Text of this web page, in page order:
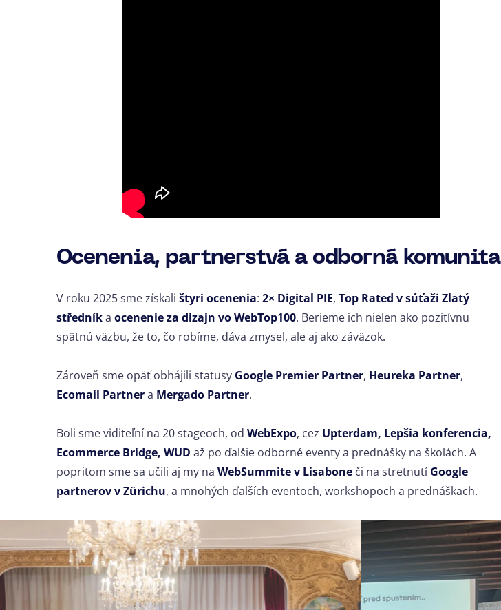
Ocenenia, partnerstvá a odborná komunita
V roku 2025 sme získali štyri ocenenia: 2× Digital PIE, Top Rated v súťaži Zlatý
středníka ocenenie za dizajn vo WebTop100. Berieme ich nielen ako pozitívnu
spätnú väzbu, že to, čo robíme, dáva zmysel, ale aj ako záväzok.
Zároveň sme opäť obhájili statusy Google Premier Partner, Heureka Partner,
Ecomail Partnera Mergado Partner.
Boli sme viditeľní na 20 stageoch, od WebExpo, cez Upterdam, Lepšia konferencia,
Ecommerce Bridge, WUD až po ďalšie odborné eventy a prednášky na školách. A
popritom sme sa učili aj my na WebSummite v Lisaboneči na stretnutíGoogle
partnerov v Zürichu, a mnohých ďalších eventoch, workshopoch a prednáškach.